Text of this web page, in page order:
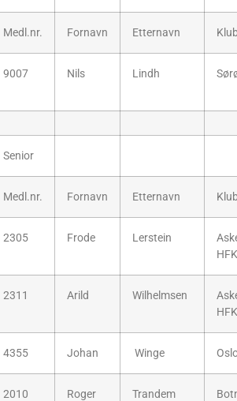
Medl.nr. Fornavn Etternavn
9007 Nils Lindh
Senior
Medl.nr. Fornavn Etternavn
2305 Frode Lerstein
HFK
2311 Arild Wilhelmsen
HFK
4355 Johan Winge
2010 Roger Trandem